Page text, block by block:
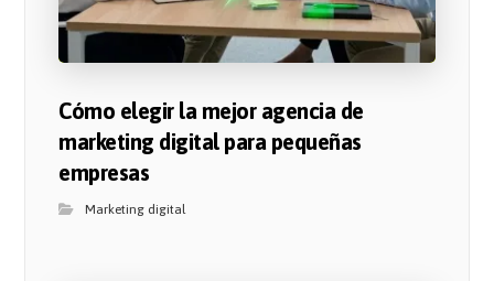
Cómo elegir la mejor agencia de
marketing digital para pequeñas
empresas
Marketing digital